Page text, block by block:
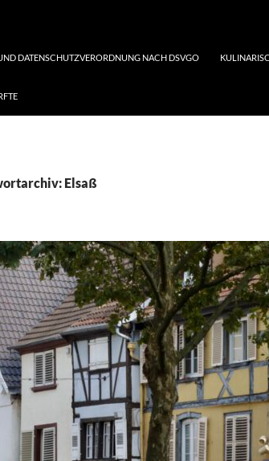
DATENSCHUTZVERORDNUNG NACH DSVGO
Elsaß